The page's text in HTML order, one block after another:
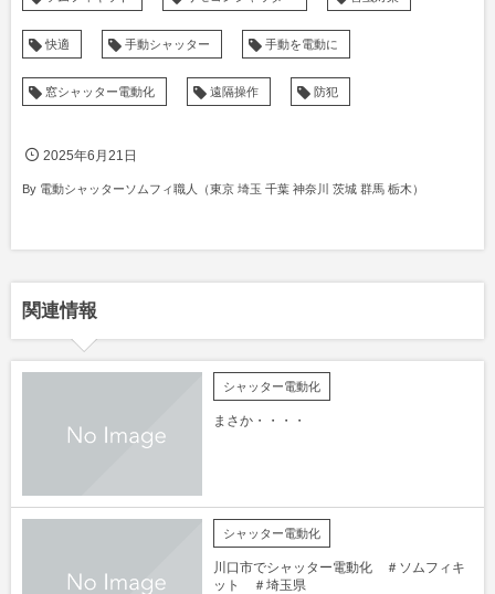
快適 手動シャッター 手動を電動に
窓シャッター電動化 遠隔操作 防犯
2025年6月21日
By 電動シャッターソムフィ職人（東京 埼玉 千葉 神奈川 茨城 群馬 栃木）
関連情報
シャッター電動化
まさか・・・・
シャッター電動化
川口市でシャッター電動化 ＃ソムフィキ
ット ＃埼玉県